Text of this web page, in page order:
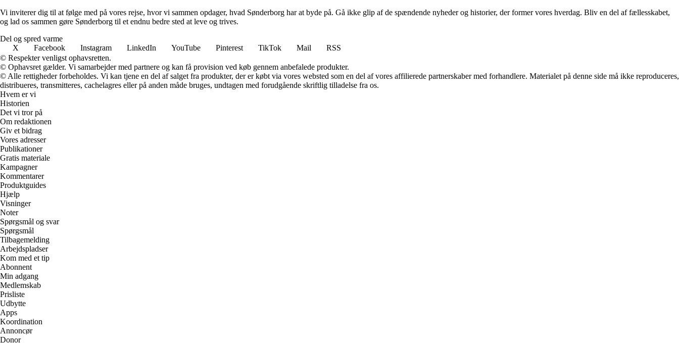
Vi inviterer dig til at følge med på vores rejse, hvor vi sammen opdager, hvad Sønderborg har at byde på. Gå ikke glip af de spændende nyheder og historier, der former vores hverdag. Bliv en del af fællesskabet,
og lad os sammen gøre Sønderborg til et endnu bedre sted at leve og trives.
Del og spred varme
X
Facebook Instagram LinkedIn YouTube Pinterest TikTok Mail
RSS
© Respekter venligst ophavsretten.
© Ophavsret gælder. Vi samarbejder med partnere og kan få provision ved køb gennem anbefalede produkter.
© Alle rettigheder forbeholdes. Vi kan tjene en del af salget fra produkter, der er købt via vores websted som en del af vores affilierede partnerskaber med forhandlere. Materialet på denne side må ikke reproduceres,
distribueres, transmitteres, cachelagres eller på anden måde bruges, undtagen med forudgående skriftlig tilladelse fra os.
Hvem er vi
Historien
Det vi tror på
Om redaktionen
Giv et bidrag
Vores adresser
Publikationer
Gratis materiale
Kampagner
Kommentarer
Produktguides
Hjælp
Visninger
Noter
Spørgsmål og svar
Spørgsmål
Tilbagemelding
Arbejdspladser
Kom med et tip
Abonnent
Min adgang
Medlemskab
Prisliste
Udbytte
Apps
Koordination
Annoncør
Donor